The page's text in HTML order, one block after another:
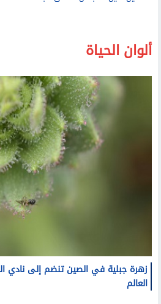
حسانين أمين المجلس الأعلى للجامعات الخاصة؟
ألوان الحياة